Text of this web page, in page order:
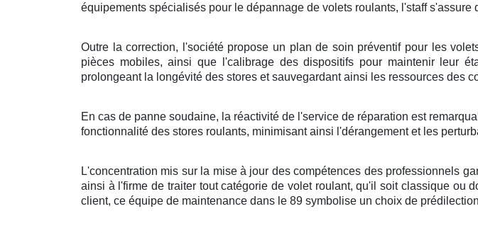
équipements spécialisés pour le dépannage de volets roulants, l'staff
Outre la correction, l'société propose un plan de soin préventif pour les
pièces mobiles, ainsi que l'calibrage des dispositifs pour maintenir leur
prolongeant la longévité des stores et sauvegardant ainsi les ressources des
En cas de panne soudaine, la réactivité de l'service de réparation est
fonctionnalité des stores roulants, minimisant ainsi l'dérangement et les
L'concentration mis sur la mise à jour des compétences des professionnels
ainsi à l'firme de traiter tout catégorie de volet roulant, qu'il soit classique ou
client, ce équipe de maintenance dans le 89 symbolise un choix de